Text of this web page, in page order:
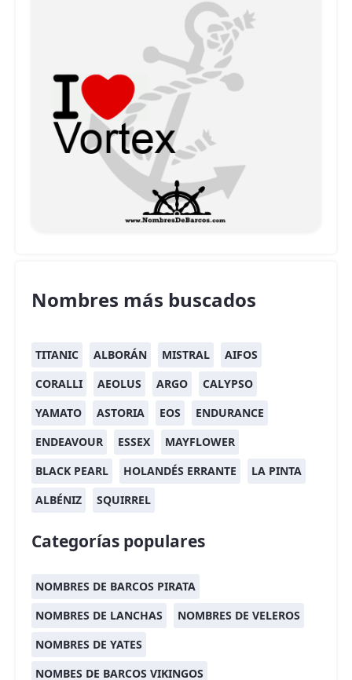
Nombres más buscados
TITANIC ALBORÁN MISTRAL
AIFOS
CORALLI
AEOLUS ARGO
CALYPSO
YAMATO
ASTORIA EOS
ENDURANCE
ENDEAVOUR
ESSEX
MAYFLOWER
BLACK PEARL
HOLANDÉS ERRANTE
LA PINTA
ALBÉNIZ
SQUIRREL
Categorías populares
NOMBRES DE BARCOS PIRATA
NOMBRES DE LANCHAS
NOMBRES DE VELEROS
NOMBRES DE YATES
NOMBES DE BARCOS VIKINGOS